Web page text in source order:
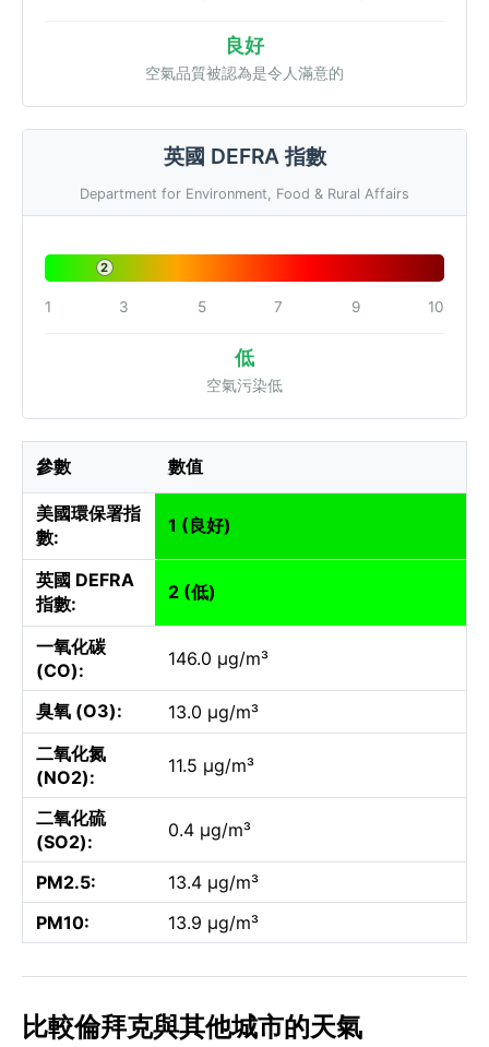
良好
空氣品質被認為是令人滿意的
英國 DEFRA 指數
Department for Environment, Food & Rural Affairs
2
1 3 5 7 9 10
低
空氣污染低
參數 數值
美國環保署指
數:
1 (良好)
英國 DEFRA
指數:
2 (低)
一氧化碳
(CO):
146.0 µg/m³
臭氧 (O3):
13.0 µg/m³
二氧化氮
(NO2):
11.5 µg/m³
二氧化硫
(SO2):
0.4 µg/m³
PM2.5:
13.4 µg/m³
PM10:
13.9 µg/m³
比較倫拜克與其他城市的天氣